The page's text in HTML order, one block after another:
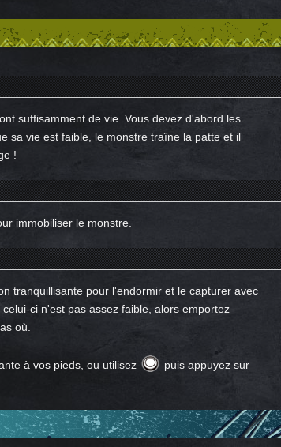
suffisamment de vie. Vous devez d'abord les
sa vie est faible, le monstre traîne la patte et il
!
immobiliser le monstre.
tranquillisante pour l'endormir et le capturer avec
ci n'est pas assez faible, alors emportez
où.
à vos pieds, ou utilisez
puis appuyez sur